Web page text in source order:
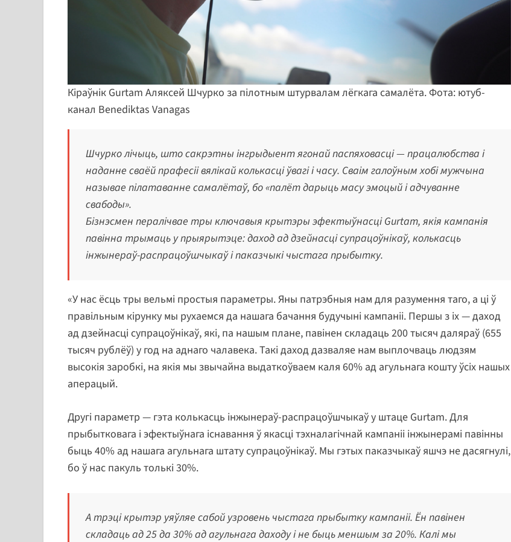
Кіраўнік Gurtam Аляксей Шчурко за пілотным штурвалам лёгкага самалёта. Фота: ютуб-
канал Benediktas Vanagas
Шчурко лічыць, што сакрэтны інгрыдыент ягонай паспяховасці — працалюбства і
наданне сваёй прафесіі вялікай колькасці ўвагі і часу. Сваім галоўным хобі мужчына
называе пілатаванне самалётаў, бо «палёт дарыць масу эмоцый і адчуванне
свабоды».
Бізнэсмен пералічвае тры ключавыя крытэры эфектыўнасці Gurtam, якія кампанія
павінна трымаць у прыярытэце: даход ад дзейнасці супрацоўнікаў, колькасць
інжынераў-распрацоўшчыкаў і паказчыкі чыстага прыбытку.
«У нас ёсць тры вельмі простыя параметры. Яны патрэбныя нам для разумення таго, а ці ў
правільным кірунку мы рухаемся да нашага бачання будучыні кампаніі. Першы з іх — даход
ад дзейнасці супрацоўнікаў, які, па нашым плане, павінен складаць 200 тысяч даляраў (655
тысяч рублёў) у год на аднаго чалавека. Такі даход дазваляе нам выплочваць людзям
высокія заробкі, на якія мы звычайна выдаткоўваем каля 60% ад агульнага кошту ўсіх нашых
аперацый.
Другі параметр — гэта колькасць інжынераў-распрацоўшчыкаў у штаце Gurtam. Для
прыбытковага і эфектыўнага існавання ў якасці тэхналагічнай кампаніі інжынерамі павінны
быць 40% ад нашага агульнага штату супрацоўнікаў. Мы гэтых паказчыкаў яшчэ не дасягнулі,
бо ў нас пакуль толькі 30%.
А трэці крытэр уяўляе сабой узровень чыстага прыбытку кампаніі. Ён павінен
складаць ад 25 да 30% ад агульнага даходу і не быць меншым за 20%. Калі мы